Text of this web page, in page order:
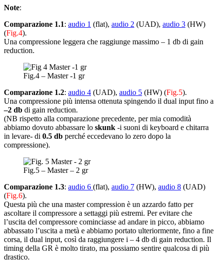
Note:
Comparazione 1.1: audio 1 (flat), audio 2 (UAD), audio 3 (HW)
(Fig.4).
Una compressione leggera che raggiunge massimo – 1 db di gain
reduction.
Fig.4 – Master -1 gr
Comparazione 1.2: audio 4 (UAD), audio 5 (HW) (Fig.5).
Una compressione più intensa ottenuta spingendo il dual input fino a
–2 db di gain reduction.
(NB rispetto alla comparazione precedente, per mia comodità
abbiamo dovuto abbassare lo skunk -i suoni di keyboard e chitarra
in levare- di 0.5 db perché eccedevano lo zero dopo la
compressione).
Fig.5 – Master – 2 gr
Comparazione 1.3: audio 6 (flat), audio 7 (HW), audio 8 (UAD)
(Fig.6).
Questa più che una master compression è un azzardo fatto per
ascoltare il compressore a settaggi più estremi. Per evitare che
l’uscita del compressore cominciasse ad andare in picco, abbiamo
abbassato l’uscita a metà e abbiamo portato ulteriormente, fino a fine
corsa, il dual input, così da raggiungere i – 4 db di gain reduction. Il
timing della GR è molto tirato, ma possiamo sentire qualcosa di più
drastico.